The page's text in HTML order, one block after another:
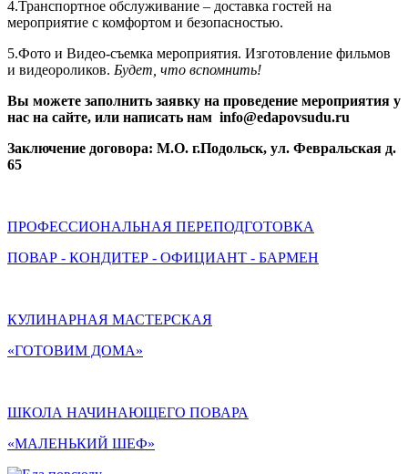
4.Транспортное обслуживание – доставка гостей на
мероприятие с комфортом и безопасностью.
5.Фото и Видео-съемка мероприятия. Изготовление фильмов
и видеороликов. Будет, что вспомнить!
Вы можете заполнить заявку на проведение мероприятия у
нас на сайте, или написать нам info@edapovsudu.ru
Заключение договора: М.О. г.Подольск, ул. Февральская д.
65
ПРОФЕССИОНАЛЬНАЯ ПЕРЕПОДГОТОВКА
ПОВАР - КОНДИТЕР - ОФИЦИАНТ - БАРМЕН
КУЛИНАРНАЯ МАСТЕРСКАЯ
«ГОТОВИМ ДОМА»
ШКОЛА НАЧИНАЮЩЕГО ПОВАРА
«МАЛЕНЬКИЙ ШЕФ»